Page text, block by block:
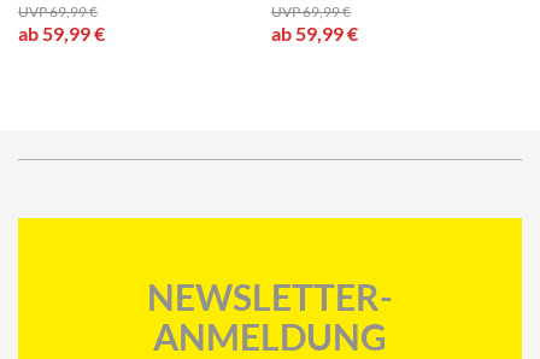
UVP 69,99 €
ab 59,99 €
UVP 69,99 €
ab 59,99 €
NEWSLETTER-
ANMELDUNG